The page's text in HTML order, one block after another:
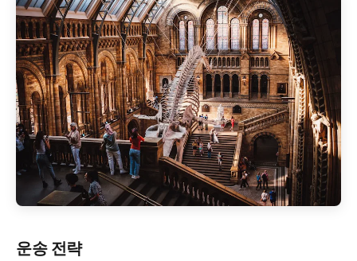
운송 전략